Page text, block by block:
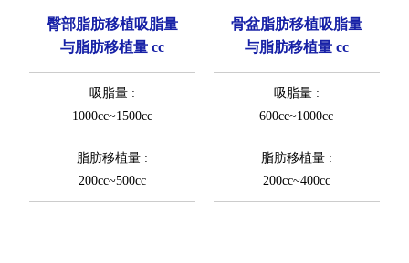
臀部脂肪移植吸脂量
与脂肪移植量 cc
骨盆脂肪移植吸脂量
与脂肪移植量 cc
吸脂量 :
1000cc~1500cc
吸脂量 :
600cc~1000cc
脂肪移植量 :
200cc~500cc
脂肪移植量 :
200cc~400cc